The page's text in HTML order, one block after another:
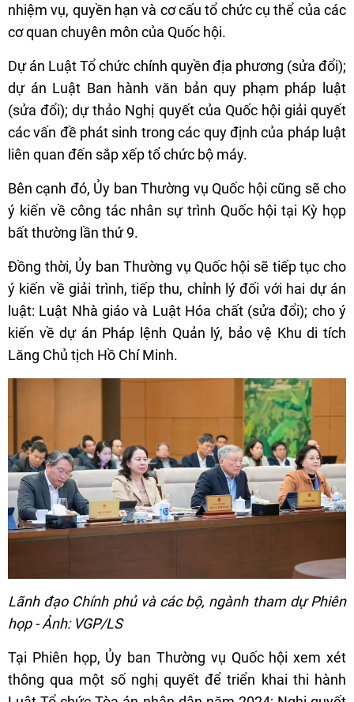
nhiệm vụ, quyền hạn và cơ cấu tổ chức cụ thể của các
cơ quan chuyên môn của Quốc hội.
Dự án Luật Tổ chức chính quyền địa phương (sửa đổi);
dự án Luật Ban hành văn bản quy phạm pháp luật
(sửa đổi); dự thảo Nghị quyết của Quốc hội giải quyết
các vấn đề phát sinh trong các quy định của pháp luật
liên quan đến sắp xếp tổ chức bộ máy.
Bên cạnh đó, Ủy ban Thường vụ Quốc hội cũng sẽ cho
ý kiến về công tác nhân sự trình Quốc hội tại Kỳ họp
bất thường lần thứ 9.
Đồng thời, Ủy ban Thường vụ Quốc hội sẽ tiếp tục cho
ý kiến về giải trình, tiếp thu, chỉnh lý đối với hai dự án
luật: Luật Nhà giáo và Luật Hóa chất (sửa đổi); cho ý
kiến về dự án Pháp lệnh Quản lý, bảo vệ Khu di tích
Lăng Chủ tịch Hồ Chí Minh.
Lãnh đạo Chính phủ và các bộ, ngành tham dự Phiên
họp - Ảnh: VGP/LS
Tại Phiên họp, Ủy ban Thường vụ Quốc hội xem xét
thông qua một số nghị quyết để triển khai thi hành